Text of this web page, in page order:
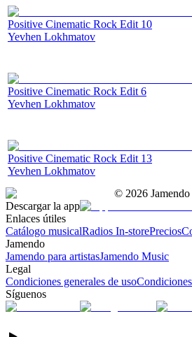
Positive Cinematic Rock Edit 10
Yevhen Lokhmatov
Positive Cinematic Rock Edit 6
Yevhen Lokhmatov
Positive Cinematic Rock Edit 13
Yevhen Lokhmatov
© 2026
Descargar la app
Enlaces útiles
Catálogo musicalRadios In-storePrecios
Jamendo
Jamendo para artistasJamendo Music
Legal
Condiciones generales de uso
Síguenos